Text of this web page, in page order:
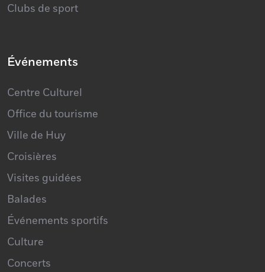
Clubs de sport
Événements
Centre Culturel
Office du tourisme
Ville de Huy
Croisières
Visites guidées
Balades
Événements sportifs
Culture
Concerts